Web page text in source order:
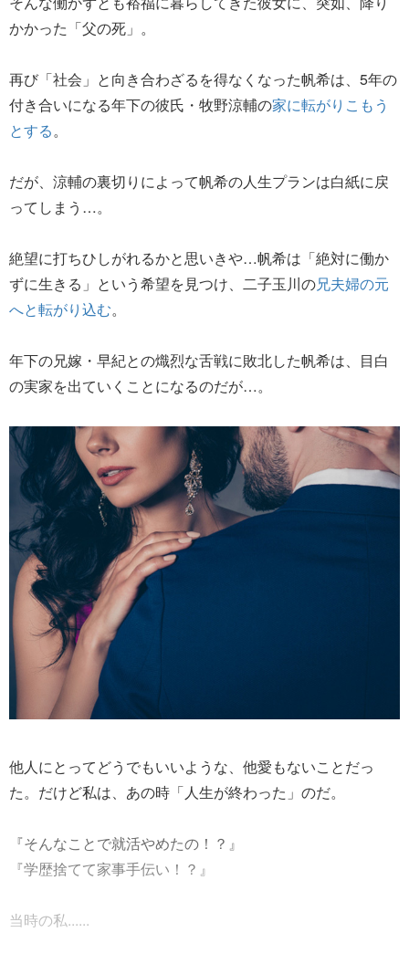
かかった「父の死」。
再び「社会」と向き合わざるを得なくなった帆希は、5年の
付き合いになる年下の彼氏・牧野涼輔の家に転がりこもう
とする。
だが、涼輔の裏切りによって帆希の人生プランは白紙に戻
ってしまう…。
絶望に打ちひしがれるかと思いきや…帆希は「絶対に働か
ずに生きる」という希望を見つけ、二子玉川の兄夫婦の元
へと転がり込む。
年下の兄嫁・早紀との熾烈な舌戦に敗北した帆希は、目白
の実家を出ていくことになるのだが…。
他人にとってどうでもいいような、他愛もないことだっ
た。だけど私は、あの時「人生が終わった」のだ。
『そんなことで就活やめたの！？』
『学歴捨てて家事手伝い！？』
当時の私......